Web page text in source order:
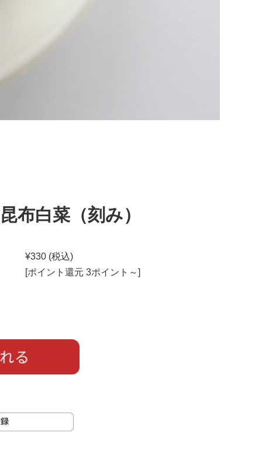
布白菜（刻み）
¥330 (税込)
[ポイント還元 3ポイント～]